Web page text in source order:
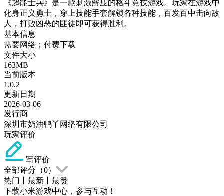
《超能士兵》是一款刺激解压的格斗竞技游戏。玩家在游戏中
化身正义勇士，穿上技能手套解锁各种技能，百发百中击向敌
人，打败凶恶的匪徒即可获得胜利。
基本信息
需要网络；付费下载
文件大小
163MB
当前版本
1.0.2
更新日期
2026-03-06
发行商
深圳市奶油鸭丫网络有限公司
玩家评价
写评价
全部评分（0）
热门
最新
最赞
下载小米游戏中心，参与互动！